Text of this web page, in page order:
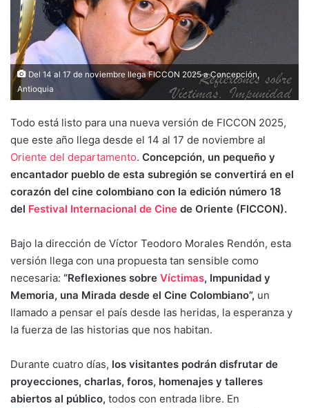
Del 14 al 17 de noviembre llega FICCON 2025 a Concepción,
Antioquia
Todo está listo para una nueva versión de FICCON 2025,
que este año llega desde el 14 al 17 de noviembre al
Oriente del departamento. Concepción, un pequeño y
encantador pueblo de esta subregión se convertirá en el
corazón del cine colombiano con la edición número 18
del Festival Internacional de Cine de Oriente (FICCON).
Bajo la dirección de Víctor Teodoro Morales Rendón, esta
versión llega con una propuesta tan sensible como
necesaria: “Reflexiones sobre Víctimas, Impunidad y
Memoria, una Mirada desde el Cine Colombiano”, un
llamado a pensar el país desde las heridas, la esperanza y
la fuerza de las historias que nos habitan.
Durante cuatro días, los visitantes podrán disfrutar de
proyecciones, charlas, foros, homenajes y talleres
abiertos al público, todos con entrada libre. En